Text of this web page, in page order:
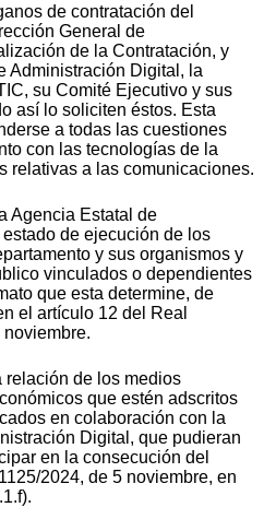
de contratación del
General de
de la Contratación, y
Administración Digital, la
su Comité Ejecutivo y sus
así lo soliciten éstos. Esta
a todas las cuestiones
con las tecnologías de la
relativas a las comunicaciones.
Agencia Estatal de
de ejecución de los
y sus organismos y
vinculados o dependientes
que esta determine, de
el artículo 12 del Real
noviembre.
de los medios
que estén adscritos
en colaboración con la
Digital, que pudieran
en la consecución del
2024, de 5 noviembre, en